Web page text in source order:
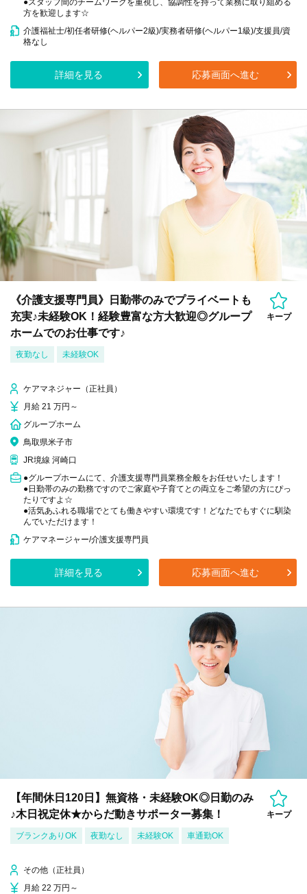
●スタッフ間のチームワークを重視し、協調性を持って業務に取り組める
方を歓迎します☆
介護福祉士/初任者研修(ヘルパー2級)/実務者研修(ヘルパー1級)/支援員/資
格なし
詳細を見る 応募画面へ進む
《介護支援専門員》日勤帯のみでプライベートも
充実♪未経験OK！経験豊富な方大歓迎◎グループ
ホームでのお仕事です♪
キープ
夜勤なし 未経験OK
ケアマネジャー（正社員）
月給 21 万円～
グループホーム
鳥取県米子市
JR境線 河崎口
●グループホームにて、介護支援専門員業務全般をお任せいたします！
●日勤帯のみの勤務ですのでご家庭や子育てとの両立をご希望の方にぴっ
たりですよ☆
●活気あふれる職場でとても働きやすい環境です！どなたでもすぐに馴染
んでいただけます！
ケアマネージャー/介護支援専門員
詳細を見る 応募画面へ進む
【年間休日120日】無資格・未経験OK◎日勤のみ
♪木日祝定休★からだ動きサポーター募集！
キープ
ブランクありOK 夜勤なし 未経験OK 車通勤OK
その他（正社員）
月給 22 万円～